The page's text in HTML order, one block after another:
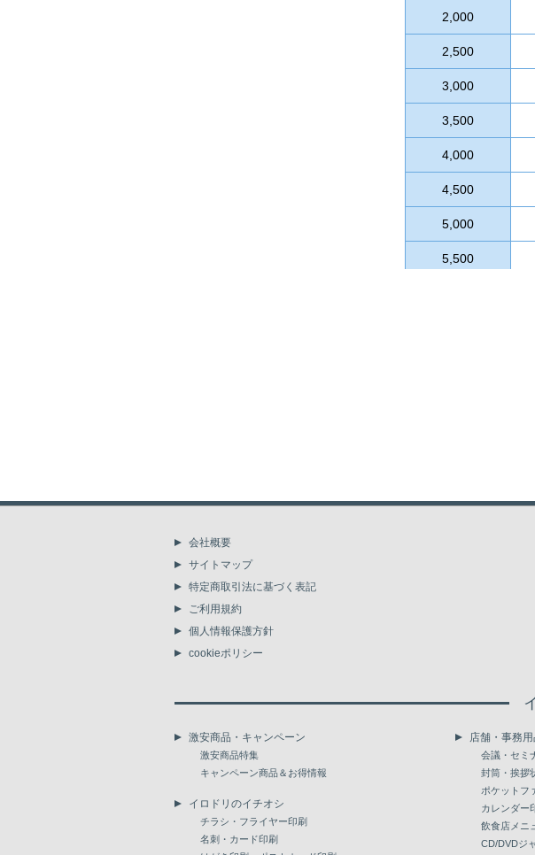
2,000
2,500
3,000
3,500
4,000
4,500
5,000
5,500
9,000
12,000
12,500
会社概要
サイトマップ
特定商取引法に基づく表記
ご利用規約
個人情報保護方針
cookieポリシー
激安商品・キャンペーン
激安商品特集
キャンペーン商品＆お得情報
イロドリのイチオシ
チラシ・フライヤー印刷
名刺・カード印刷
店舗・事務用
会議・セミ
封筒・挨拶
ポケットフ
カレンダー
飲食店メニ
CD/DVDジ